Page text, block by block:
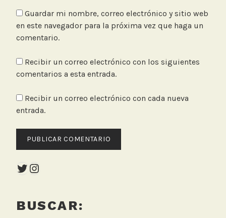
Guardar mi nombre, correo electrónico y sitio web
en este navegador para la próxima vez que haga un
comentario.
Recibir un correo electrónico con los siguientes
comentarios a esta entrada.
Recibir un correo electrónico con cada nueva
entrada.
Twitter
Instagram
BUSCAR: